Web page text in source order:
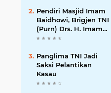
Pendiri Masjid Imam
Baidhowi, Brigjen TNI
(Purn) Drs. H. Imam
Baidhowi, M.M., C. Fr.A
Selamat Idul Fitri 1445
H
Panglima TNI Jadi
Saksi Pelantikan
Kasau